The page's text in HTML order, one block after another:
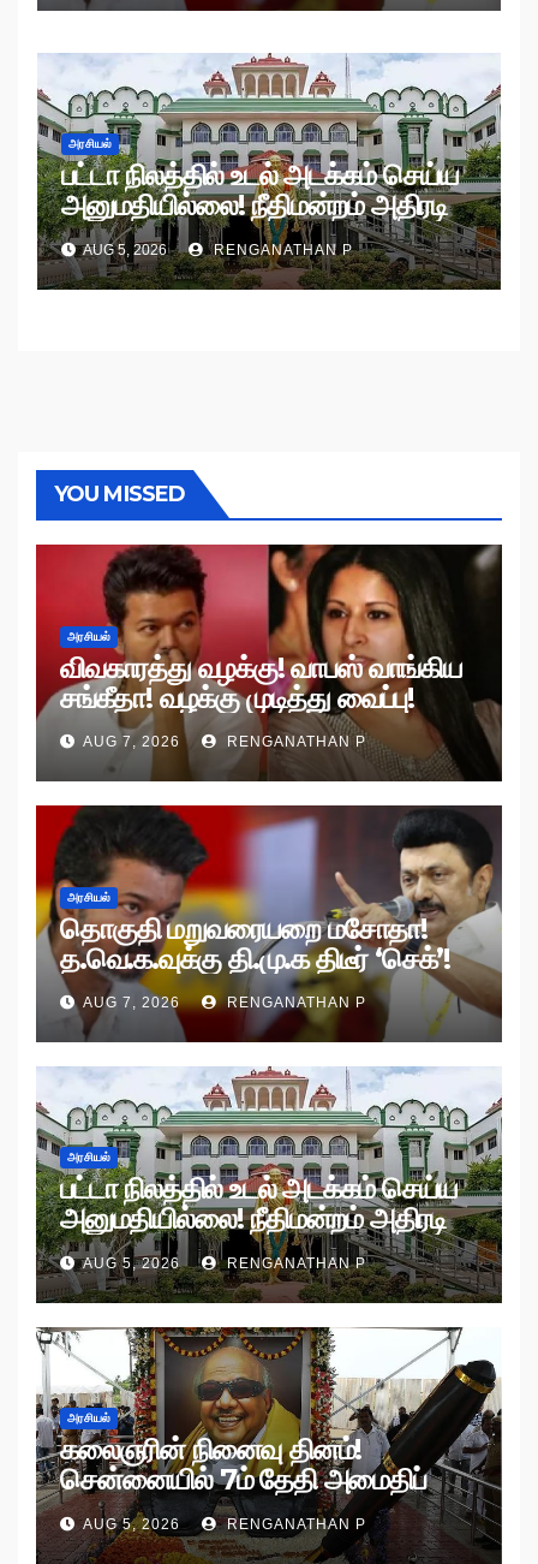
அரசியல்
பட்டா நிலத்தில் உடல் அடக்கம் செய்ய
அனுமதியில்லை! நீதிமன்றம் அதிரடி
உத்தரவு!
AUG 5, 2026 RENGANATHAN P
YOU MISSED
அரசியல்
விவகாரத்து வழக்கு! வாபஸ் வாங்கிய
சங்கீதா! வழக்கு முடித்து வைப்பு!
AUG 7, 2026 RENGANATHAN P
அரசியல்
தொகுதி மறுவரையறை மசோதா!
த.வெ.க.வுக்கு தி.மு.க திடீர் ‘செக்’!
AUG 7, 2026 RENGANATHAN P
அரசியல்
பட்டா நிலத்தில் உடல் அடக்கம் செய்ய
அனுமதியில்லை! நீதிமன்றம் அதிரடி
உத்தரவு!
AUG 5, 2026 RENGANATHAN P
அரசியல்
கலைஞரின் நினைவு தினம்!
சென்னையில் 7ம் தேதி அமைதிப்
பேரணி!
AUG 5, 2026 RENGANATHAN P